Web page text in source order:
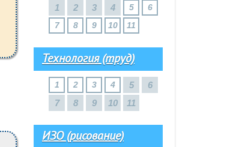
1 2 3 4 5
6
7
8 9 10 11
Технология (труд)
1 2 3 4 5
6
7
8 9 10 11
ИЗО (рисование)